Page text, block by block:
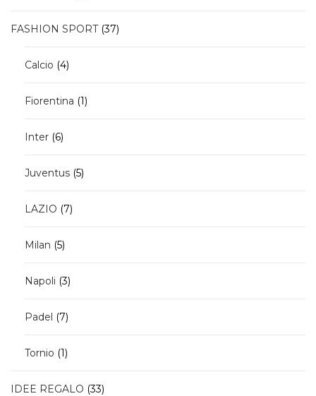
FASHION SPORT 3737
Calcio 44
Fiorentina 11
Inter 66
Juventus 55
LAZIO 77
Milan 55
Napoli 33
Padel 77
Tornio 11
IDEE REGALO 3333